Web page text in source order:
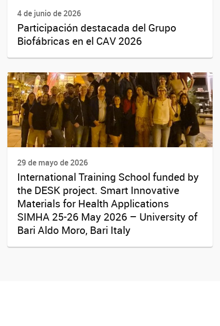
4 de junio de 2026
Participación destacada del Grupo
Biofábricas en el CAV 2026
29 de mayo de 2026
International Training School funded by
the DESK project. Smart Innovative
Materials for Health Applications
SIMHA 25-26 May 2026 – University of
Bari Aldo Moro, Bari Italy